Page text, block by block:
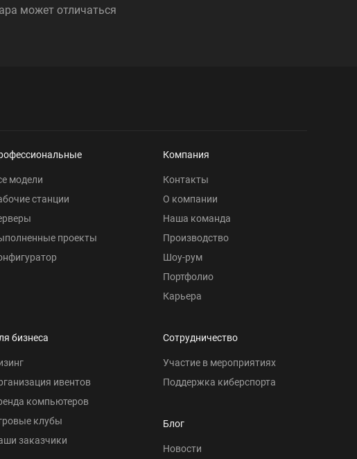
может отличаться
модели
станции
проекты
Компания
Контакты
О компании
Наша команда
Производство
Шоу-рум
Портфолио
Карьера
бизнеса
ивентов
компьютеров
клубы
заказчики
Сотрудничество
Участие в мероприятиях
Поддержка киберспорта
Блог
Новости